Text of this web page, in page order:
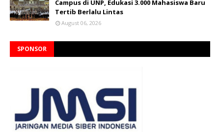
Campus di UNP, Edukasi 3.000 Mahasiswa Baru
Tertib Berlalu Lintas
August 06, 2026
SPONSOR